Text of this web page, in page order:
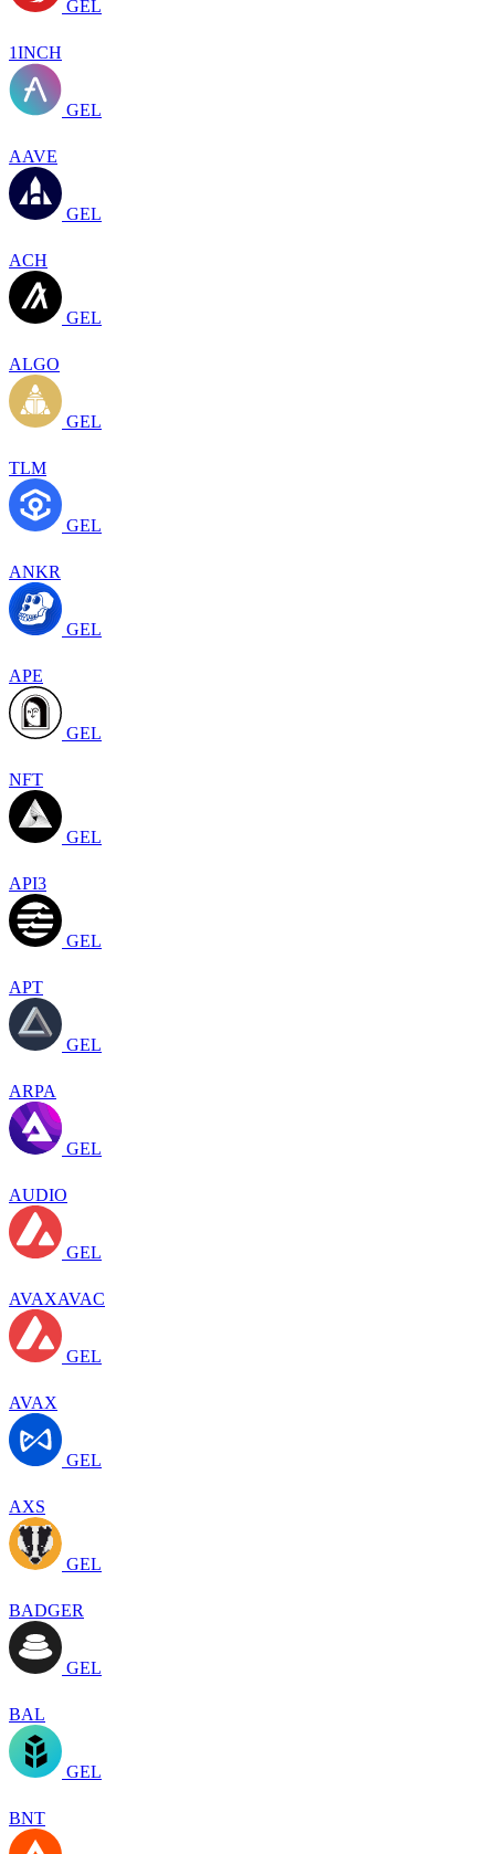
GEL
1INCH
GEL
AAVE
GEL
ACH
GEL
ALGO
GEL
TLM
GEL
ANKR
GEL
APE
GEL
NFT
GEL
API3
GEL
APT
GEL
ARPA
GEL
AUDIO
GEL
AVAXAVAC
GEL
AVAX
GEL
AXS
GEL
BADGER
GEL
BAL
GEL
BNT